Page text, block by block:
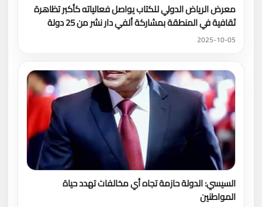
معرض الرياض الدولي للكتاب يواصل فعالياته كأكبر تظاهرة
ثقافية في المنطقة بمشاركة ألفي دار نشر من 25 دولة
2025-10-05
السيسي: الدولة حازمة تجاه أي مخالفات تهدد حياة
المواطنين